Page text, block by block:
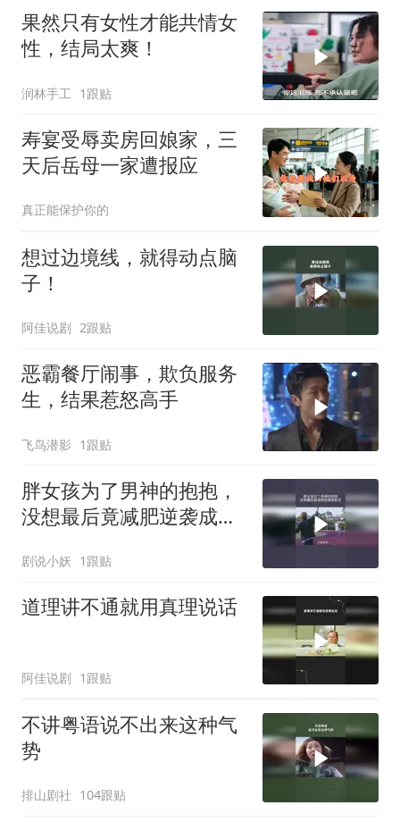
果然只有女性才能共情女
性，结局太爽！
润林手工 1跟贴
寿宴受辱卖房回娘家，三
天后岳母一家遭报应
真正能保护你的
想过边境线，就得动点脑
子！
阿佳说剧 2跟贴
恶霸餐厅闹事，欺负服务
生，结果惹怒高手
飞鸟潜影 1跟贴
胖女孩为了男神的抱抱，
没想最后竟减肥逆袭成校
剧说小妖 1跟贴
道理讲不通就用真理说话
阿佳说剧 1跟贴
不讲粤语说不出来这种气
势
排山剧社 104跟贴